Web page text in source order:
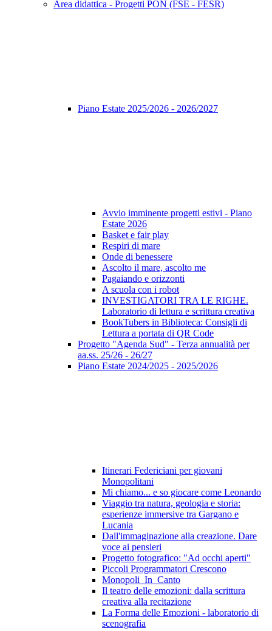
Area didattica - Progetti PON (FSE - FESR)
Piano Estate 2025/2026 - 2026/2027
Avvio imminente progetti estivi - Piano
Estate 2026
Basket e fair play
Respiri di mare
Onde di benessere
Ascolto il mare, ascolto me
Pagaiando e orizzonti
A scuola con i robot
INVESTIGATORI TRA LE RIGHE.
Laboratorio di lettura e scrittura creativa
BookTubers in Biblioteca: Consigli di
Lettura a portata di QR Code
Progetto "Agenda Sud" - Terza annualità per
aa.ss. 25/26 - 26/27
Piano Estate 2024/2025 - 2025/2026
Itinerari Federiciani per giovani
Monopolitani
Mi chiamo... e so giocare come Leonardo
Viaggio tra natura, geologia e storia:
esperienze immersive tra Gargano e
Lucania
Dall'immaginazione alla creazione. Dare
voce ai pensieri
Progetto fotografico: "Ad occhi aperti"
Piccoli Programmatori Crescono
Monopoli_In_Canto
Il teatro delle emozioni: dalla scrittura
creativa alla recitazione
La Forma delle Emozioni - laboratorio di
scenografia